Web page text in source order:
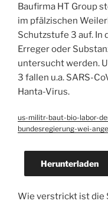
Baufirma HT Group
im pfälzischen
Schutzstufe 3 auf. In
Erreger oder
untersucht werden.
3 fallen u.a. SARS-
Hanta-Virus.
us-militr-baut-bio-labor-
bundesregierung-wei-
Herunterladen
Wie verstrickt ist die